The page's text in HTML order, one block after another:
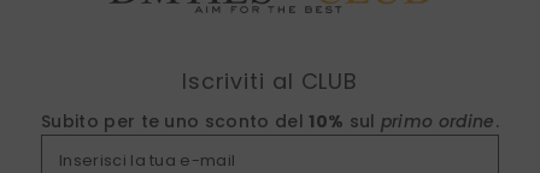
Iscriviti al CLUB
Subito per te uno sconto del 10% sul primo ordine.
Inserisci la tua e-mail